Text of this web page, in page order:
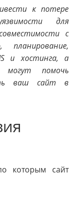
к потере
для
с
и хостинга, а
могут помочь
ваш сайт в
которым сайт